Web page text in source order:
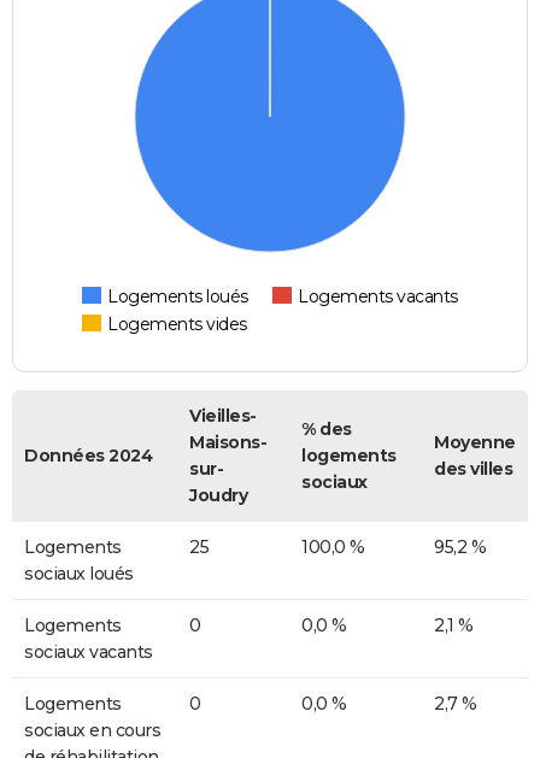
Logements loués
Logements vacants
Logements vides
Données 2024
Vieilles-
Maisons-
sur-
Joudry
% des
logements
sociaux
Moyenne
des villes
Logements
sociaux loués
25 100,0 % 95,2 %
Logements
sociaux vacants
0 0,0 % 2,1 %
Logements
sociaux en cours
0 0,0 % 2,7 %